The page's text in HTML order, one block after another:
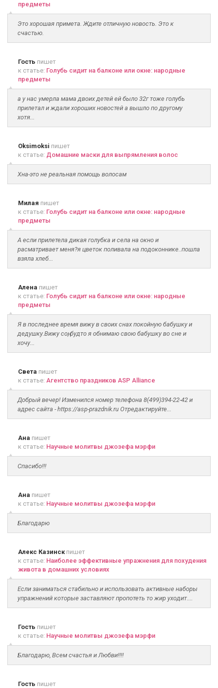
предметы
Это хорошая примета. Ждите отличную новость. Это к
счастью.
Гость пишет
к статье: Голубь сидит на балконе или окне: народные
предметы
а у нас умерла мама двоих детей ей было 32г тоже голубь
прилетал и ждали хороших новостей а вышло по другому
хотя...
Oksimoksi пишет
к статье: Домашние маски для выпрямления волос
Хна-это не реальная помощь волосам
Милая пишет
к статье: Голубь сидит на балконе или окне: народные
предметы
А если прилетела дикая голубка и села на окно и
расматривает меня?я цветок поливала на подоконнике..пошла
взяла хлеб...
Алена пишет
к статье: Голубь сидит на балконе или окне: народные
предметы
Я в последнее время вижу в своих снах покойную бабушку и
дедушку.Вижу соң, будто я обнимаю свою бабушку во сне и
хочу...
Света пишет
к статье: Агентство праздников ASP Alliance
Добрый вечер! Изменился номер телефона 8(499)394-22-42 и
адрес сайта - https://asp-prazdnik.ru Отредактируйте...
Ана пишет
к статье: Научные молитвы джозефа мэрфи
Спасибо!!!
Ана пишет
к статье: Научные молитвы джозефа мэрфи
Благодарю
Алекс Казинскпишет
к статье: Наиболее эффективные упражнения для похудения
живота в домашних условиях
Если заниматься стабильно и использовать активные наборы
упражнений которые заставляют пропотеть то жир уходит....
Гость пишет
к статье: Научные молитвы джозефа мэрфи
Благодарю, Всем счастья и Любви!!!!
Гость пишет